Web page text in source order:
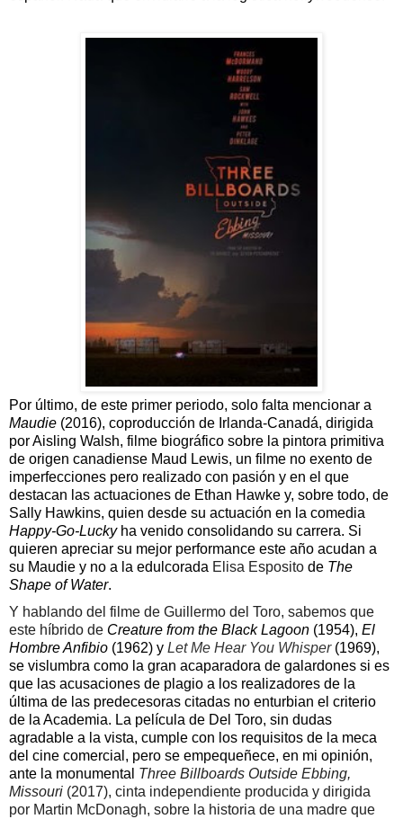
Por último, de este primer periodo, solo falta mencionar a
Maudie (2016), coproducción de Irlanda-Canadá, dirigida
por Aisling Walsh, filme biográfico sobre la pintora primitiva
de origen canadiense Maud Lewis, un filme no exento de
imperfecciones pero realizado con pasión y en el que
destacan las actuaciones de Ethan Hawke y, sobre todo, de
Sally Hawkins, quien desde su actuación en la comedia
Happy-Go-Luckyha venido consolidando su carrera. Si
quieren apreciar su mejor performance este año acudan a
su Maudie y no a la edulcorada Elisa Esposito de The
Shape of Water.
Y hablando del filme de Guillermo del Toro, sabemos que
este híbrido de Creature from the Black Lagoon (1954), El
Hombre Anfibio (1962) y Let Me Hear You Whisper(1969),
se vislumbra como la gran acaparadora de galardones si es
que las acusaciones de plagio a los realizadores de la
última de las predecesoras citadas no enturbian el criterio
de la Academia. La película de Del Toro, sin dudas
agradable a la vista, cumple con los requisitos de la meca
del cine comercial, pero se empequeñece, en mi opinión,
ante la monumental Three Billboards Outside Ebbing,
Missouri (2017), cinta independiente producida y dirigida
por Martin McDonagh, sobre la historia de una madre que